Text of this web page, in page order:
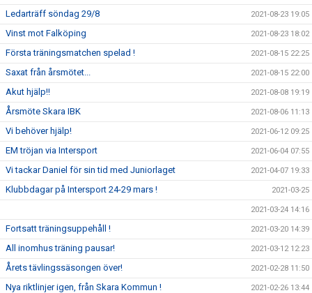
Ledarträff söndag 29/8 2021-08-23 19:05
Vinst mot Falköping 2021-08-23 18:02
Första träningsmatchen spelad ! 2021-08-15 22:25
Saxat från årsmötet... 2021-08-15 22:00
Akut hjälp!! 2021-08-08 19:19
Årsmöte Skara IBK 2021-08-06 11:13
Vi behöver hjälp! 2021-06-12 09:25
EM tröjan via Intersport 2021-06-04 07:55
Vi tackar Daniel för sin tid med Juniorlaget 2021-04-07 19:33
Klubbdagar på Intersport 24-29 mars ! 2021-03-25
2021-03-24 14:16
Fortsatt träningsuppehåll ! 2021-03-20 14:39
All inomhus träning pausar! 2021-03-12 12:23
Årets tävlingssäsongen över! 2021-02-28 11:50
Nya riktlinjer igen, från Skara Kommun ! 2021-02-26 13:44